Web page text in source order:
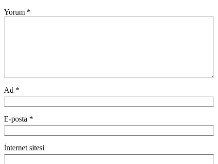
Yorum *
Ad *
E-posta *
İnternet sitesi